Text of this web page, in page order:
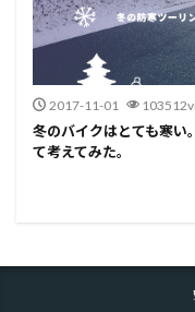
2017-11-01
冬のバイクはとても寒い
て考えてみた。